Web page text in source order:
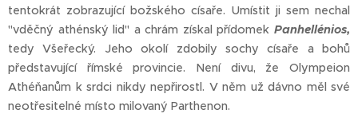
tentokrát zobrazující božského císaře. Umístit ji sem nechal
"vděčný athénský lid" a chrám získal přídomek Panhellénios,
tedy Všeřecký. Jeho okolí zdobily sochy císaře a bohů
představující římské provincie. Není divu, že Olympeion
Athéňanům k srdci nikdy nepřirostl. V něm už dávno měl své
neotřesitelné místo milovaný Parthenon.